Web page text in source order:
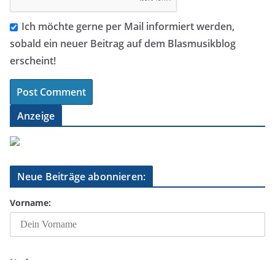
Ich möchte gerne per Mail informiert werden,
sobald ein neuer Beitrag auf dem Blasmusikblog
erscheint!
Anzeige
Neue Beiträge abonnieren:
Vorname: